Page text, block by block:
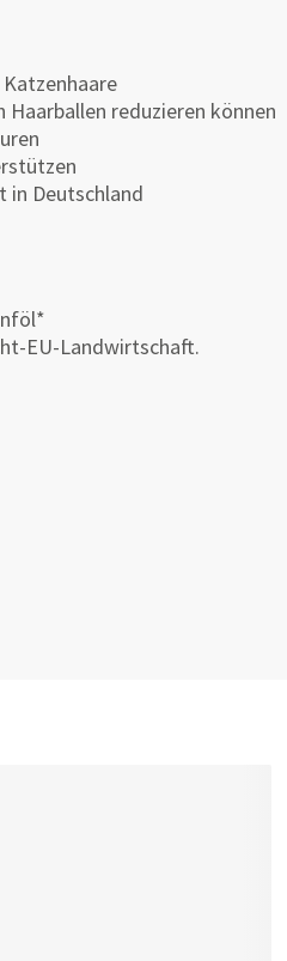
reduzieren können
in Deutschland
EU-Landwirtschaft.